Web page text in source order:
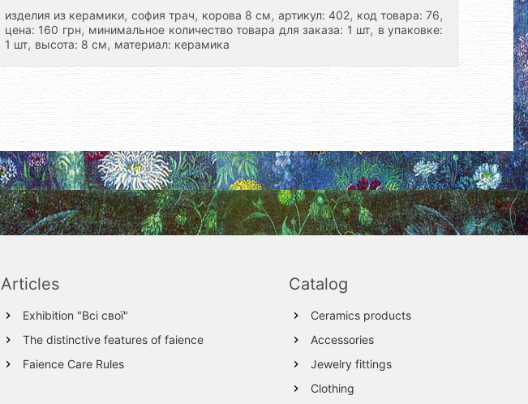
изделия из керамики, софия трач, корова 8 см, артикул: 402, код товара: 76,
цена: 160 грн, минимальное количество товара для заказа: 1 шт, в упаковке:
1 шт, высота: 8 см, материал: керамика
Articles
Exhibition "Всі свої"
The distinctive features of faience
Faience Care Rules
Catalog
Ceramics products
Accessories
Jewelry fittings
Clothing